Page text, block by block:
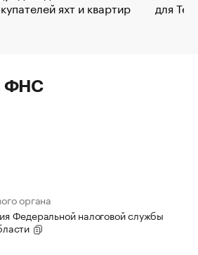
яхт и квартир
для
ФНС
органа
Федеральной налоговой службы